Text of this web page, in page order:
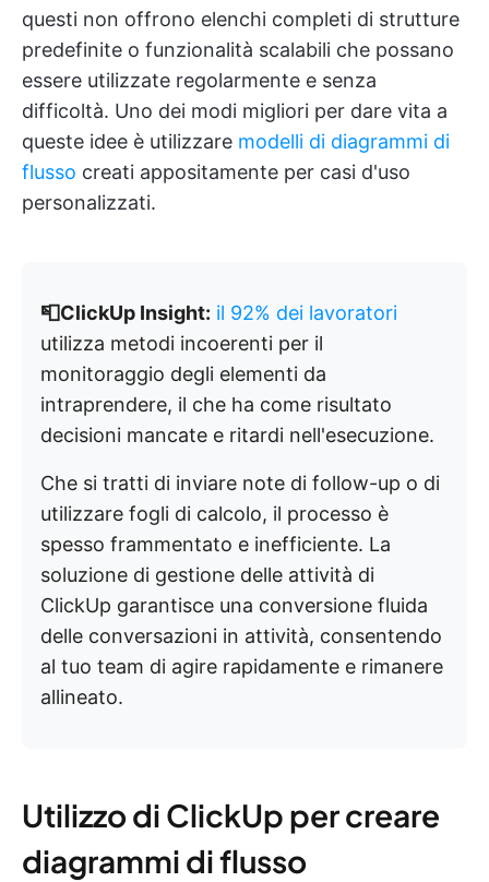
questi non offrono elenchi completi di strutture
predefinite o funzionalità scalabili che possano
essere utilizzate regolarmente e senza
difficoltà. Uno dei modi migliori per dare vita a
queste idee è utilizzare modelli di diagrammi di
flusso creati appositamente per casi d'uso
personalizzati.
📮ClickUp Insight: il 92% dei lavoratori
utilizza metodi incoerenti per il
monitoraggio degli elementi da
intraprendere, il che ha come risultato
decisioni mancate e ritardi nell'esecuzione.
Che si tratti di inviare note di follow-up o di
utilizzare fogli di calcolo, il processo è
spesso frammentato e inefficiente. La
soluzione di gestione delle attività di
ClickUp garantisce una conversione fluida
delle conversazioni in attività, consentendo
al tuo team di agire rapidamente e rimanere
allineato.
Utilizzo di ClickUp per creare
diagrammi di flusso